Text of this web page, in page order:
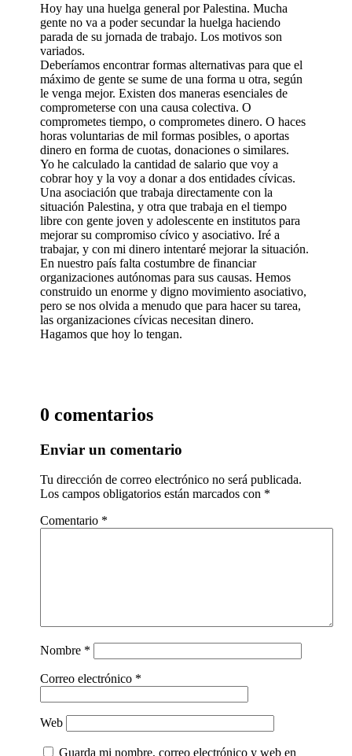
Hoy hay una huelga general por Palestina. Mucha
gente no va a poder secundar la huelga haciendo
parada de su jornada de trabajo. Los motivos son
variados.
Deberíamos encontrar formas alternativas para que el
máximo de gente se sume de una forma u otra, según
le venga mejor. Existen dos maneras esenciales de
comprometerse con una causa colectiva. O
comprometes tiempo, o comprometes dinero. O haces
horas voluntarias de mil formas posibles, o aportas
dinero en forma de cuotas, donaciones o similares.
Yo he calculado la cantidad de salario que voy a
cobrar hoy y la voy a donar a dos entidades cívicas.
Una asociación que trabaja directamente con la
situación Palestina, y otra que trabaja en el tiempo
libre con gente joven y adolescente en institutos para
mejorar su compromiso cívico y asociativo. Iré a
trabajar, y con mi dinero intentaré mejorar la situación.
En nuestro país falta costumbre de financiar
organizaciones autónomas para sus causas. Hemos
construido un enorme y digno movimiento asociativo,
pero se nos olvida a menudo que para hacer su tarea,
las organizaciones cívicas necesitan dinero.
Hagamos que hoy lo tengan.
0 comentarios
Enviar un comentario
Tu dirección de correo electrónico no será publicada.
Los campos obligatorios están marcados con *
Comentario *
Nombre *
Correo electrónico *
Web
Guarda mi nombre, correo electrónico y web en